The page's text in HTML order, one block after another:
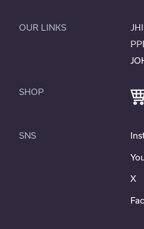
OUR LINKS
SHOP
SNS
X